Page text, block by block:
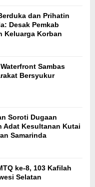
dan Prihatin
Desak Pemkab
Keluarga Korban
Sambas
Bersyukur
Soroti Dugaan
Adat Kesultanan Kutai
Samarinda
ke-8, 103 Kafilah
Selatan